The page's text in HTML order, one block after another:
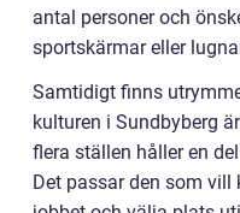
antal personer och
sportskärmar eller
Samtidigt finns
kulturen i Sundbyberg
flera ställen håller en
Det passar den som